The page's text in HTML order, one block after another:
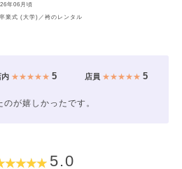
年06月頃
業式 (大学)／袴のレンタル
内★★★★★ 5 店員 ★★★★★5
が嬉しかったです。
5.0